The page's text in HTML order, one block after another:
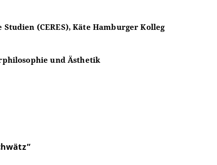
(CERES), Käte Hamburger Kolleg
und Ästhetik